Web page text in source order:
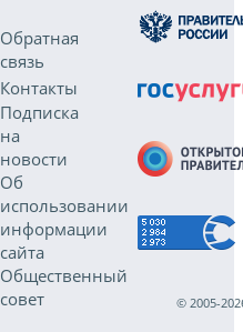
Обратная
связь
Контакты
Подписка
на
новости
Об
использовании
информации
сайта
Общественный
совет
© 2005-